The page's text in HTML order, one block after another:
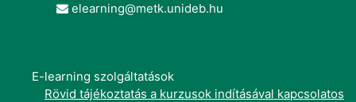
elearning@metk.unideb.hu
E-learning szolgáltatások
Rövid tájékoztatás a kurzusok indításával kapcsolatos